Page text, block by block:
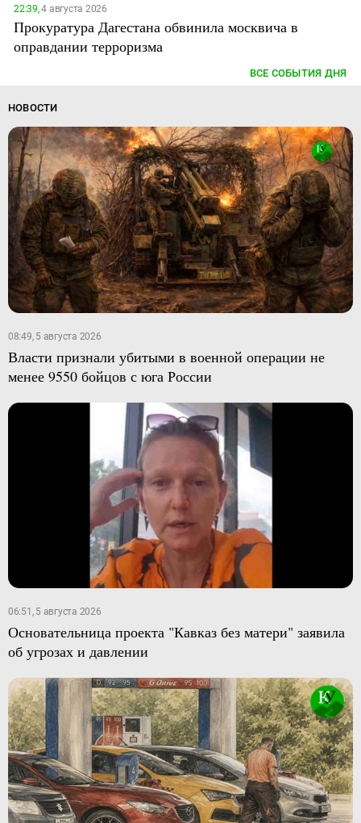
22:39,4 августа 2026
Прокуратура Дагестана обвинила москвича в
оправдании терроризма
ВСЕ СОБЫТИЯ ДНЯ
НОВОСТИ
08:49, 5 августа 2026
Власти признали убитыми в военной операции не
менее 9550 бойцов с юга России
06:51, 5 августа 2026
Основательница проекта "Кавказ без матери" заявила
об угрозах и давлении